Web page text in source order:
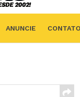
ANUNCIE CONTATO